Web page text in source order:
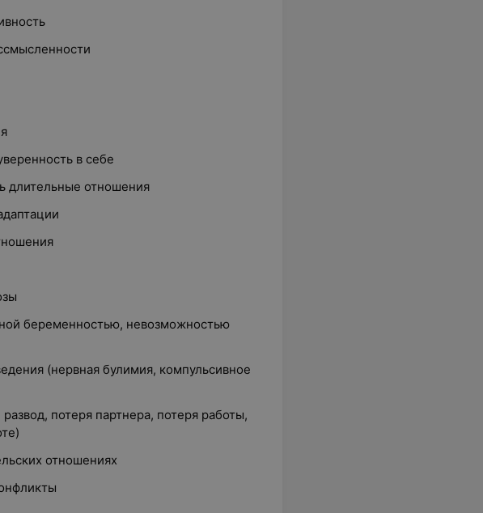
в себе
длительные отношения
беременностью, невозможностью
(нервная булимия, компульсивное
потеря партнера, потеря работы,
отношениях